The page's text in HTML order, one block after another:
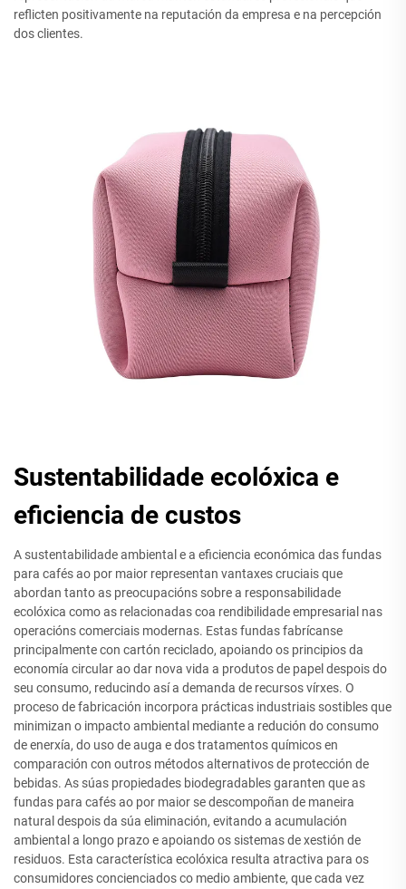
reflicten positivamente na reputación da empresa e na percepción
dos clientes.
Sustentabilidade ecolóxica e
eficiencia de custos
A sustentabilidade ambiental e a eficiencia económica das fundas
para cafés ao por maior representan vantaxes cruciais que
abordan tanto as preocupacións sobre a responsabilidade
ecolóxica como as relacionadas coa rendibilidade empresarial nas
operacións comerciais modernas. Estas fundas fabrícanse
principalmente con cartón reciclado, apoiando os principios da
economía circular ao dar nova vida a produtos de papel despois do
seu consumo, reducindo así a demanda de recursos vírxes. O
proceso de fabricación incorpora prácticas industriais sostibles que
minimizan o impacto ambiental mediante a redución do consumo
de enerxía, do uso de auga e dos tratamentos químicos en
comparación con outros métodos alternativos de protección de
bebidas. As súas propiedades biodegradables garanten que as
fundas para cafés ao por maior se descompoñan de maneira
natural despois da súa eliminación, evitando a acumulación
ambiental a longo prazo e apoiando os sistemas de xestión de
residuos. Esta característica ecolóxica resulta atractiva para os
consumidores concienciados co medio ambiente, que cada vez